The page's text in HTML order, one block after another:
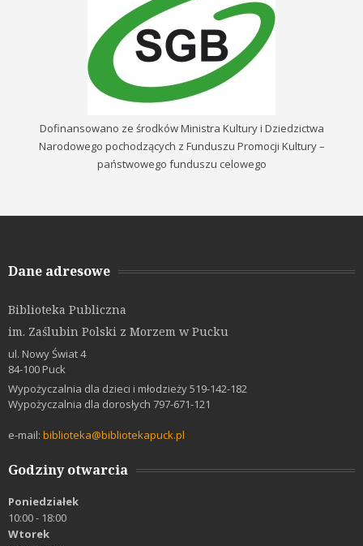
Dofinansowano ze środków Ministra Kultury i Dziedzictwa
Narodowego pochodzących z Funduszu Promocji Kultury –
państwowego funduszu celowego
Dane adresowe
Biblioteka Publiczna
im. Zaślubin Polski z Morzem w Pucku
ul. Nowy Świat 4
84-100 Puck
Wypożyczalnia dla dzieci i młodzieży 519-142-182
Wypożyczalnia dla dorosłych 797-671-121
e-mail: biblioteka@bibliotekapuck.pl
Godziny otwarcia
Poniedziałek
10:00 - 18:00
Wtorek